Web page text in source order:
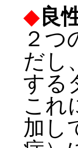
◆良
２つ
だし
する
これ
加し